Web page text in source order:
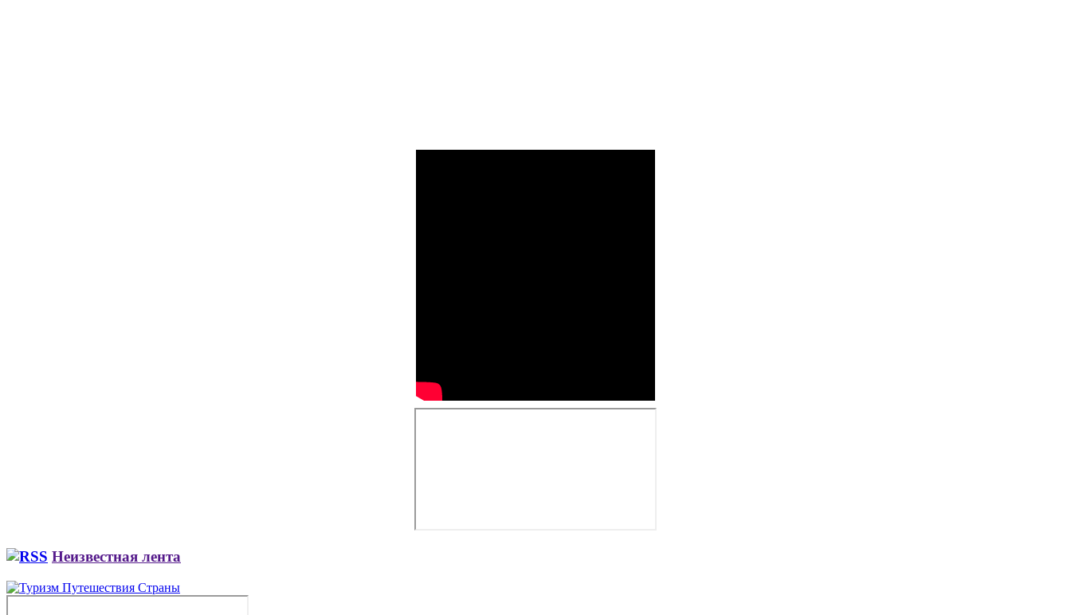
Неизвестная лента